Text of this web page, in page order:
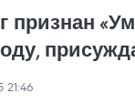
признан